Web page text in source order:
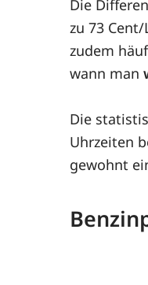
Die
zu 73
zudem
wann man
Die
Uhrzeiten
gewohnt